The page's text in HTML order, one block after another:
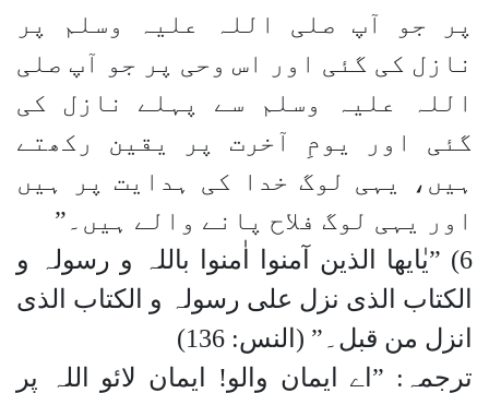
پر جو آپ صلی اللہ علیہ وسلم پر
نازل کی گئی اور اس وحی پر جو آپ صلی
اللہ علیہ وسلم سے پہلے نازل کی
گئی اور یومِ آخرت پر یقین رکھتے
ہیں، یہی لوگ خدا کی ہدایت پر ہیں
اور یہی لوگ فلاح پانے والے ہیں۔”
6) ”یٰایھا الذین آمنوا اٰمنوا باللہ و رسولہ و
الکتاب الذی نزل علی رسولہ و الکتاب الذی
انزل من قبل۔” (النس: 136)
ترجمہ: ”اے ایمان والو! ایمان لائو اللہ پر